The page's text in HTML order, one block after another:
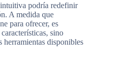
podría redefinir
A medida que
para ofrecer, es
sino
herramientas disponibles